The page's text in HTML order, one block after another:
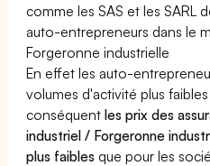
comme les SAS et les SARL
auto-entrepreneurs dans le
Forgeronne industrielle
En effet les auto-
volumes d'activité plus
conséquentles prix des
industriel / Forgeronne
plus faibles que pour les